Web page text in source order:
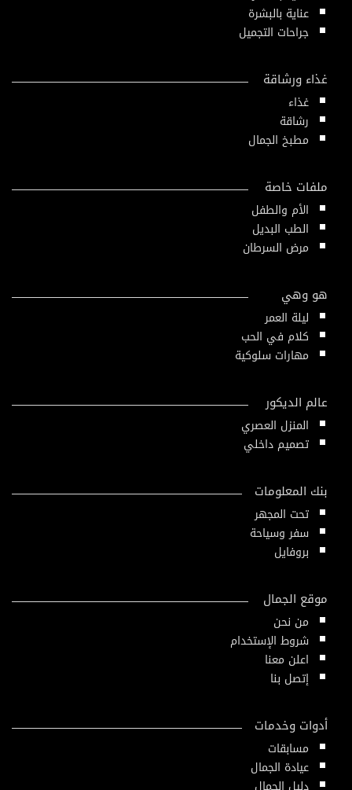
عناية بالبشرة
جراحات التجميل
غذاء ورشاقة
غذاء
رشاقة
مطبخ الجمال
ملفات خاصة
الأم والطفل
الطب البديل
مرض السرطان
هو وهي
ليلة العمر
كلام في الحب
مهارات سلوكية
عالم الديكور
المنزل العصري
تصميم داخلي
بنك المعلومات
تحت المجهر
سفر وسياحة
بروفايل
موقع الجمال
من نحن
شروط الإستخدام
اعلن معنا
إتصل بنا
أدوات وخدمات
مسابقات
عيادة الجمال